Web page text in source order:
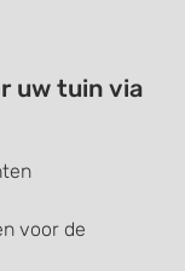
uw tuin via
voor de